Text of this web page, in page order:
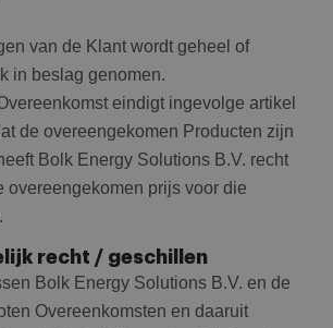
van de Klant wordt geheel of
in beslag genomen.
eindigt ingevolge artikel
de overeengekomen Producten zijn
Bolk Energy Solutions B.V. recht
overeengekomen prijs voor die
recht / geschillen
Bolk Energy Solutions B.V. en de
Overeenkomsten en daaruit